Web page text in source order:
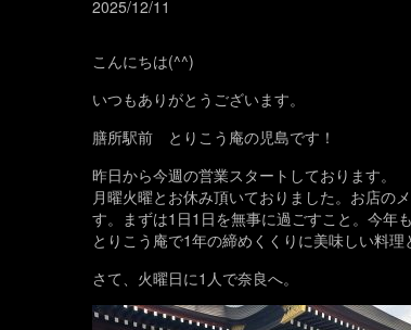
2025/12/11
こんにちは(^^)
いつもありがとうございます。
膳所駅前 とりこう庵の児島です！
昨日から今週の営業スタートしております。
月曜火曜とお休み頂いておりました。お店の
す。まずは1日1日を無事に過ごすこと。今年
とりこう庵で1年の締めくくりに美味しい料
さて、火曜日に1人で奈良へ。